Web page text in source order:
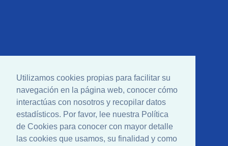
Utilizamos cookies propias para facilitar su
navegación en la página web, conocer cómo
interactúas con nosotros y recopilar datos
estadísticos. Por favor, lee nuestra Política
de Cookies para conocer con mayor detalle
las cookies que usamos, su finalidad y como